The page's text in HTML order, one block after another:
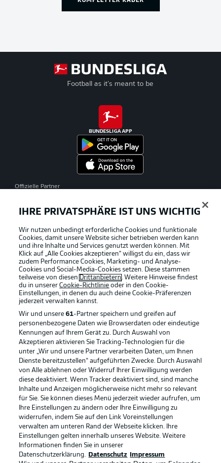
Football as it's meant to be
BUNDESLIGA APP
Offizielle Partner
Rechtliche Hinweise Voreinstellungen verwalten
Datenschutz Nutzungsbedingungen
Kontakt Jobs
Impressum Partner
Spieler Liveticker
AGB
IHRE PRIVATSPHÄRE IST UNS WICHTIG
Wir nutzen unbedingt erforderliche Cookies und funktionale
Cookies, damit unsere Website sicher betrieben werden kann
und ihre Inhalte und Services genutzt werden können. Mit
Klick auf „Alle Cookies akzeptieren“ willigst du ein, dass wir
zudem Performance Cookies, Marketing- und Analyse-
Cookies und Social-Media-Cookies setzen. Diese stammen
teilweise von diesen Drittanbietern. Weitere Hinweise findest
du in unsererCookie-Richtlinie oder in den Cookie-
Einstellungen, in denen du auch deine Cookie-Präferenzen
jederzeit verwalten kannst.
Wir und unsere61-Partner speichern und greifen auf
personenbezogene Daten wie Browserdaten oder eindeutige
Kennungen auf Ihrem Gerät zu. Durch Auswahl von
Akzeptieren aktivieren Sie Tracking-Technologien für die
unter „Wir und unsere Partner verarbeiten Daten, um Ihnen
Dienste bereitzustellen“ aufgeführten Zwecke. Durch Auswahl
von Alle ablehnen oder Widerruf Ihrer Einwilligung werden
diese deaktiviert. Wenn Tracker deaktiviert sind, sind manche
Inhalte und Anzeigen möglicherweise nicht mehr so relevant
für Sie. Sie können dieses Menü jederzeit wieder aufrufen, um
Ihre Einstellungen zu ändern oder Ihre Einwilligung zu
widerrufen, indem Sie auf den Link Voreinstellungen
verwalten am unteren Rand der Webseite klicken. Ihre
Einstellungen gelten innerhalb unseres Website. Weitere
Informationen finden Sie in unserer
Datenschutzerklärung.
Datenschutz Impressum